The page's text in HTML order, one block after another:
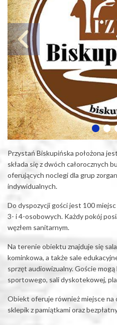
Przystań Biskupińska położona
składa się z dwóch całorocznych
oferujących noclegi dla grup
indywidualnych.
Do dyspozycji gości jest 100
3- i 4-osobowych. Każdy pokój
węzłem sanitarnym.
Na terenie obiektu znajduje się
kominkowa, a także sale
sprzęt audiowizualny. Goście
sportowego, sali dyskotekowej,
Obiekt oferuje również miejsce na
sklepik z pamiątkami oraz